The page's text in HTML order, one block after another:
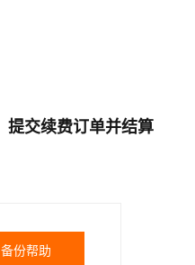
提交续费订单并结算
备份帮助